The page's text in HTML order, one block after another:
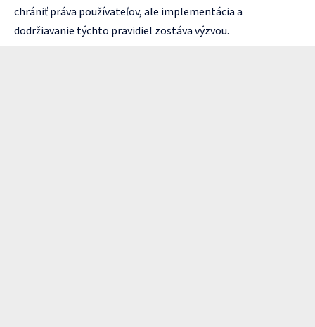
chrániť práva používateľov, ale implementácia a
dodržiavanie týchto pravidiel zostáva výzvou.